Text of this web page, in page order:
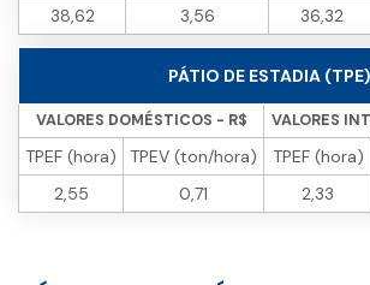
38,62
3,56 36,32
PÁTIO DE ESTADIA (TPE)
VALORES DOMÉSTICOS - R$ VALORES
TPEF (hora) TPEV (ton/hora) TPEF (hora)
2,55
0,71 2,33